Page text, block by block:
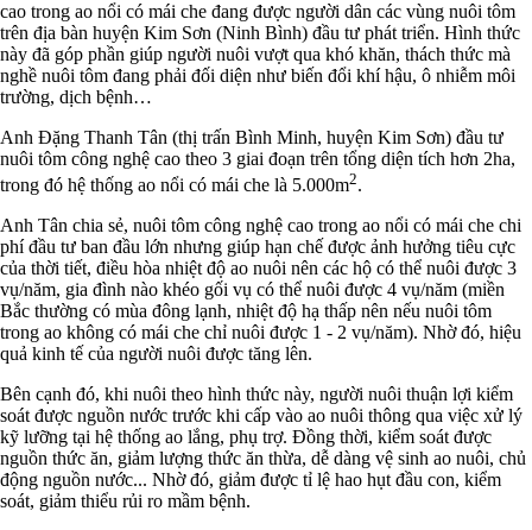
cao trong ao nổi có mái che đang được người dân các vùng nuôi tôm
trên địa bàn huyện Kim Sơn (Ninh Bình) đầu tư phát triển. Hình thức
này đã góp phần giúp người nuôi vượt qua khó khăn, thách thức mà
nghề nuôi tôm đang phải đối diện như biến đổi khí hậu, ô nhiễm môi
trường, dịch bệnh…
Anh Đặng Thanh Tân (thị trấn Bình Minh, huyện Kim Sơn) đầu tư
nuôi tôm công nghệ cao theo 3 giai đoạn trên tổng diện tích hơn 2ha,
trong đó hệ thống ao nổi có mái che là 5.000m2.
Anh Tân chia sẻ, nuôi tôm công nghệ cao trong ao nổi có mái che chi
phí đầu tư ban đầu lớn nhưng giúp hạn chế được ảnh hưởng tiêu cực
của thời tiết, điều hòa nhiệt độ ao nuôi nên các hộ có thể nuôi được 3
vụ/năm, gia đình nào khéo gối vụ có thể nuôi được 4 vụ/năm (miền
Bắc thường có mùa đông lạnh, nhiệt độ hạ thấp nên nếu nuôi tôm
trong ao không có mái che chỉ nuôi được 1 - 2 vụ/năm). Nhờ đó, hiệu
quả kinh tế của người nuôi được tăng lên.
Bên cạnh đó, khi nuôi theo hình thức này, người nuôi thuận lợi kiểm
soát được nguồn nước trước khi cấp vào ao nuôi thông qua việc xử lý
kỹ lưỡng tại hệ thống ao lắng, phụ trợ. Đồng thời, kiểm soát được
nguồn thức ăn, giảm lượng thức ăn thừa, dễ dàng vệ sinh ao nuôi, chủ
động nguồn nước... Nhờ đó, giảm được tỉ lệ hao hụt đầu con, kiểm
soát, giảm thiểu rủi ro mầm bệnh.